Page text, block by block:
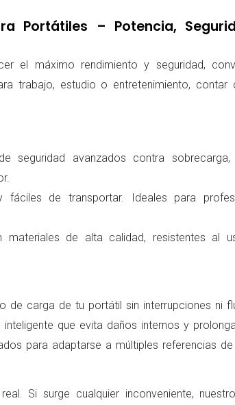
Portátiles – Potencia,
el máximo rendimiento y seguridad,
trabajo, estudio o entretenimiento,
seguridad avanzados contra
fáciles de transportar. Ideales para
materiales de alta calidad, resistentes al
de carga de tu portátil sin interrupciones ni
que evita daños internos y
para adaptarse a múltiples referencias
Si surge cualquier inconveniente,